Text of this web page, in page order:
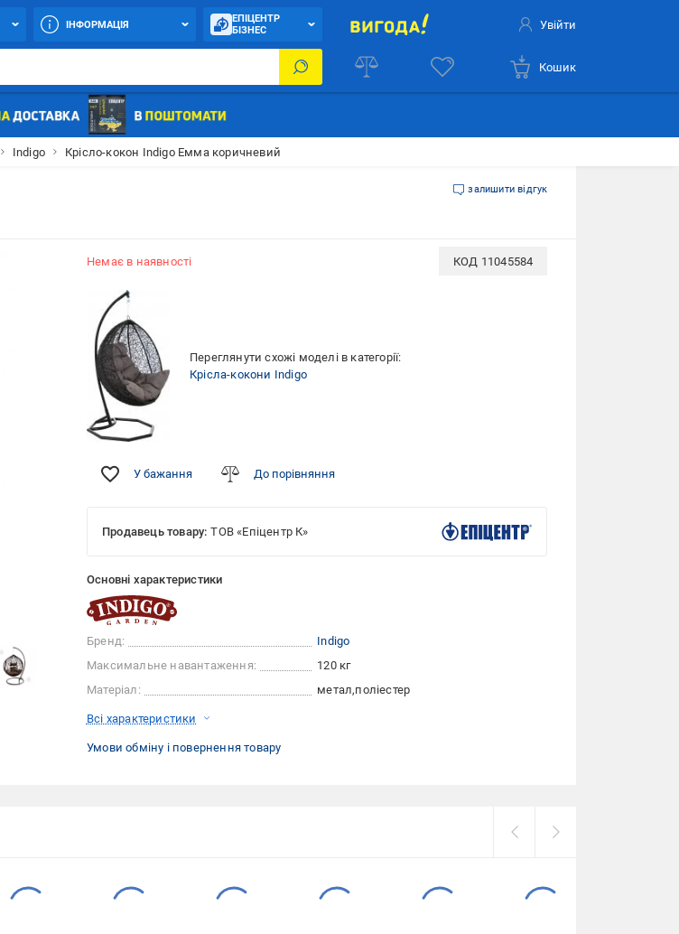
ІНФОРМАЦІЯ
ЕПІЦЕНТР
БІЗНЕС
Увійти
Кошик
Indigo Крісло-кокон Indigo Емма коричневий
залишити відгук
Немає в наявності КОД 11045584
Переглянути схожі моделі в категорії:
Крісла-кокони Indigo
У бажання До порівняння
Продавець товару: ТОВ «Епіцентр К»
Основні характеристики
Бренд:
Indigo
Максимальне навантаження:
120 кг
Матеріал:
метал поліестер
Всі характеристики
Умови обміну і повернення товару